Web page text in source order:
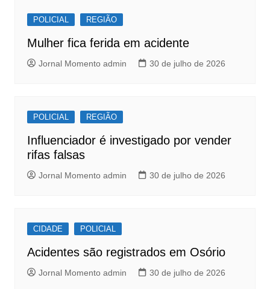
o
o
k
p
p
POLICIAL REGIÃO
Mulher fica ferida em acidente
Jornal Momento admin 30 de julho de 2026
POLICIAL REGIÃO
Influenciador é investigado por vender
rifas falsas
Jornal Momento admin 30 de julho de 2026
CIDADE POLICIAL
Acidentes são registrados em Osório
Jornal Momento admin 30 de julho de 2026